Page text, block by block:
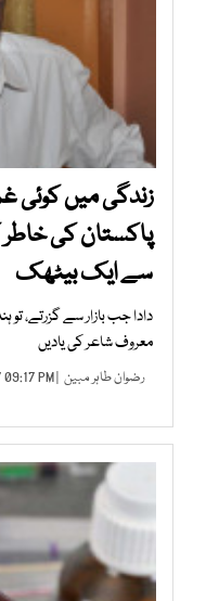
زندگی میں کوئی
پاکستان کی
سے ایک بیٹھک
دادا جب بازار سے گزرتے، تو
معروف شاعر کی یادیں
رضوان طاہر مبین | OCT 19, 2017 09:17 PM |